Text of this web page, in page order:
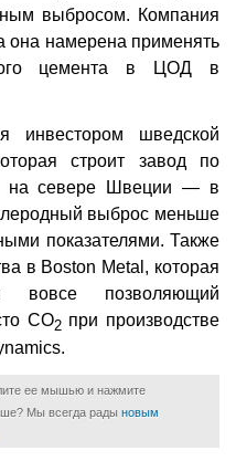
выбросом. Компания
она намерена применять
цемента в ЦОД в
инвестором шведской
строит завод по
на севере Швеции — в
выброс меньше
показателями. Также
в Boston Metal, которая
вовсе позволяющий
CO2при производстве
ее мышью и нажмите
Мы всегда рады новым